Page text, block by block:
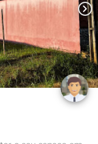
chevron_right